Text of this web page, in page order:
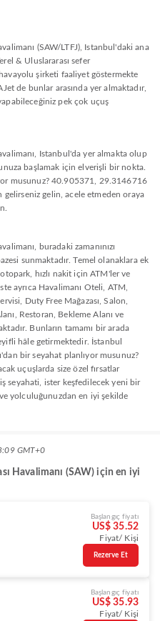
(SAW/LTFJ), Istanbul'daki ana
& Uluslararası sefer
şirketi faaliyet göstermekte
de bunlar arasında yer almaktadır,
pek çok uçuş
Istanbul'da yer almakta olup
başlamak için elverişli bir nokta.
musunuz? 40.905371, 29.3146716
gelin, acele etmeden oraya
buradaki zamanınızı
sunmaktadır. Temel olanaklara ek
hızlı nakit için ATM'ler ve
ayrıca Havalimanı Oteli, ATM,
Duty Free Mağazası, Salon,
Restoran, Bekleme Alanı ve
Bunların tamamı bir arada
hâle getirmektedir. İstanbul
bir seyahat planlıyor musunuz?
uçuşlarda size özel fırsatlar
seyahati, ister keşfedilecek yeni bir
yolculuğunuzdan en iyi şekilde
GMT+0
Havalimanı (SAW) için en iyi
Başlangıç fiyatı
US$ 35.52
Fiyat/ Kişi
Rezerve Et
Başlangıç fiyatı
US$ 35.93
Fiyat/ Kişi